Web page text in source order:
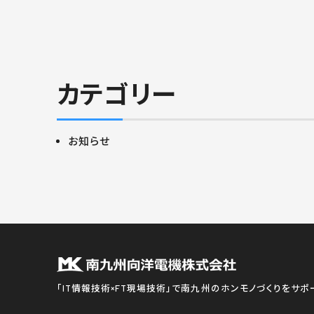
カテゴリー
お知らせ
「IT情報技術×FT現場技術」で南九州のホンモノづくりをサポ